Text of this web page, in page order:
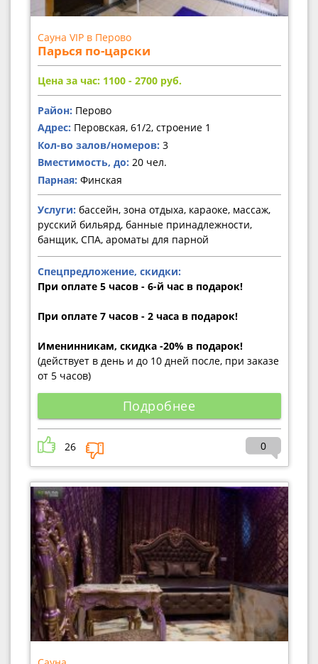
Сауна VIP в Перово
Парься по-царски
Цена за час: 1100 - 2700 руб.
Район: Перово
Адрес: Перовская, 61/2, строение 1
Кол-во залов/номеров: 3
Вместимость, до: 20 чел.
Парная: Финская
Услуги: бассейн, зона отдыха, караоке, массаж,
русский бильярд, банные принадлежности,
банщик, СПА, ароматы для парной
Спецпредложение, скидки:
При оплате 5 часов - 6-й час в подарок!
При оплате 7 часов - 2 часа в подарок!
Именинникам, скидка -20% в подарок!
(действует в день и до 10 дней после, при заказе
от 5 часов)
Подробнее
26 0